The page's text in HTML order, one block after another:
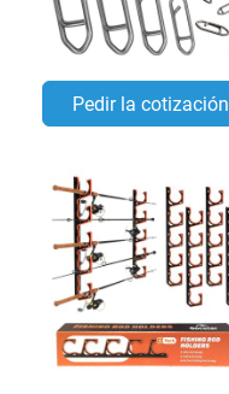
Pedir la cotización